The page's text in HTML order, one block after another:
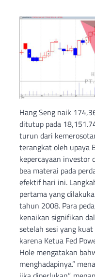
Hang Seng naik
ditutup pada
turun dari
terangkat oleh upaya
kepercayaan investor
bea materai pada
efektif hari ini.
pertama yang
tahun 2008. Para
kenaikan signifikan
setelah sesi yang
karena Ketua Fed
Hole mengatakan
menghadapinya.”